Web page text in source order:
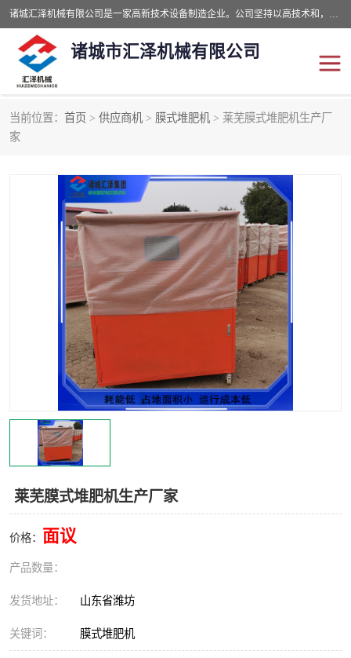
诸城汇泽机械有限公司是一家高新技术设备制造企业。公司坚持以高技术和，高服务于用户，以的环保机械制造设备赢的用户的信赖。现在主要生产死亡畜禽无害化处理和立式和卧式有机肥设备，搅拌机，烘干机，高温发酵机等。污水处理设备，固液分离机。气浮机，化制机等。公司秉承品质，用户至上，科技创新的经营理。
诸城市汇泽机械有限公司
当前位置： 首页 > 供应商机 > 膜式堆肥机 > 莱芜膜式堆肥机生产厂
家
莱芜膜式堆肥机生产厂家
价格： 面议
产品数量：
发货地址： 山东省潍坊
关键词： 膜式堆肥机
鸡粪发酵机 有机肥设备
纳米膜好氧发酵堆肥机 粪污烘干酶体机
膜式堆肥机 纳米膜发酵
膜式发酵仓 分子膜堆肥仓
分子膜发酵堆肥设备